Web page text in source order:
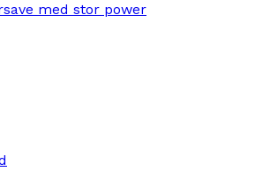
med stor power